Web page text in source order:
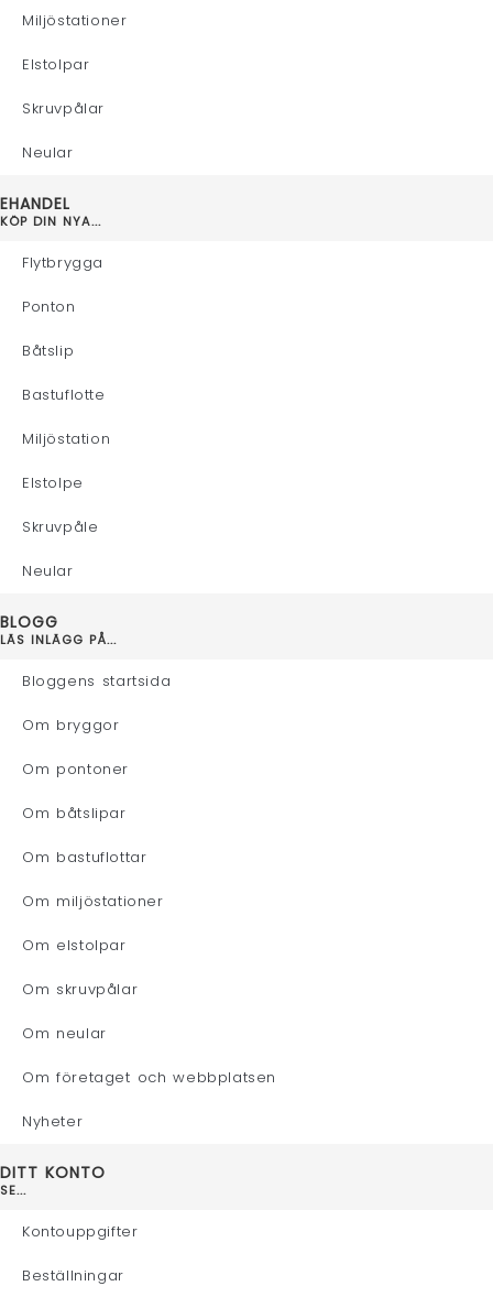
Miljöstationer
Elstolpar
Skruvpålar
Neular
EHANDEL
KÖP DIN NYA...
Flytbrygga
Ponton
Båtslip
Bastuflotte
Miljöstation
Elstolpe
Skruvpåle
Neular
BLOGG
LÄS INLÄGG PÅ...
Bloggens startsida
Om bryggor
Om pontoner
Om båtslipar
Om bastuflottar
Om miljöstationer
Om elstolpar
Om skruvpålar
Om neular
Om företaget och webbplatsen
Nyheter
DITT KONTO
SE...
Kontouppgifter
Beställningar